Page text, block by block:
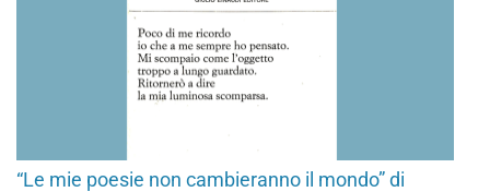
“Le mie poesie non cambieranno il mondo” di